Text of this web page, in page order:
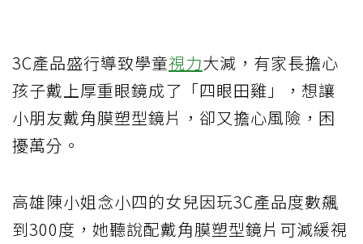
3C產品盛行導致學童視力大減，有家長擔心
孩子戴上厚重眼鏡成了「四眼田雞」，想讓
小朋友戴角膜塑型鏡片，卻又擔心風險，困
擾萬分。
高雄陳小姐念小四的女兒因玩3C產品度數飆
到300度，她聽說配戴角膜塑型鏡片可減緩視